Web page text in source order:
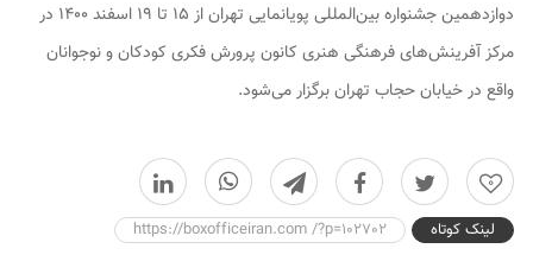
دوازدهمین جشنواره بین‌المللی پویانمایی تهران از ۱۵ تا ۱۹ اسفند ۱۴۰۰ در
مرکز آفرینش‌های فرهنگی هنری کانون پرورش فکری کودکان و نوجوانان
واقع در خیابان حجاب تهران برگزار می‌شود.
0
لینک کوتاه
https://boxofficeiran.com /?p=102702